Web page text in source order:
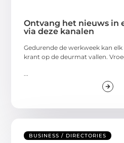
Ontvang het nieuws in
via deze kanalen
Gedurende de werkweek kan
krant op de deurmat vallen.
BUSINESS / DIRECTORIES